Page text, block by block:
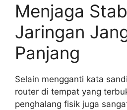
Menjaga
Jaringan
Panjang
Selain mengganti kata
router di tempat yang
penghalang fisik juga